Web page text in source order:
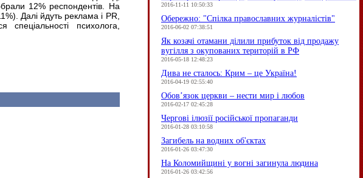
12% респондентів. На
Далі йдуть реклама і PR,
спеціальності психолога,
2016-11-11 10:50:33
Обережно: "Спілка православних журналістів"
2016-06-02 07:38:51
Як козачі отамани ділили прибуток від продажу
вугілля з окупованих територій в РФ
2016-05-18 12:48:23
Дива не сталось: Крим – це Україна!
2016-04-19 02:55:40
Обов’язок церкви – нести мир і любов
2016-02-17 02:45:28
Чергові ілюзії російської пропаганди
2016-01-28 03:10:58
Загибель на водних об'єктах
2016-01-26 03:47:30
На Коломийщині у вогні загинула людина
2016-01-26 03:42:56